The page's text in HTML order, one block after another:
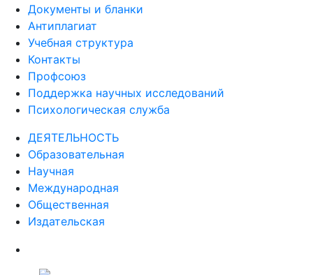
Документы и бланки
Антиплагиат
Учебная структура
Контакты
Профсоюз
Поддержка научных исследований
Психологическая служба
ДЕЯТЕЛЬНОСТЬ
Образовательная
Научная
Международная
Общественная
Издательская